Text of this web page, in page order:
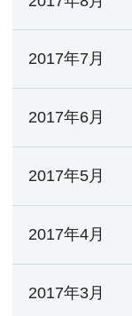
2017年7月
2017年6月
2017年5月
2017年4月
2017年3月